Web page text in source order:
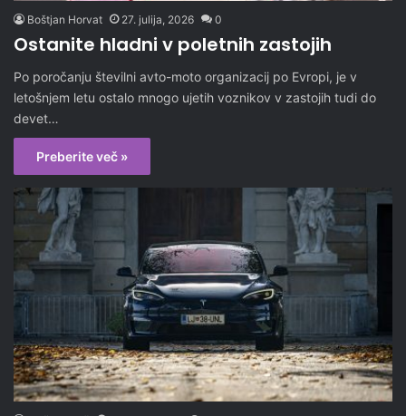
Boštjan Horvat 27. julija, 2026 0
Ostanite hladni v poletnih zastojih
Po poročanju številni avto-moto organizacij po Evropi, je v
letošnjem letu ostalo mnogo ujetih voznikov v zastojih tudi do
devet…
Preberite več »